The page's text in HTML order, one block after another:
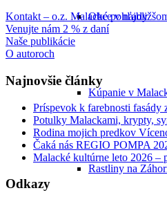
Obce v
Kúpanie v
Rastliny na
Kontakt – o.z. Malacké pohľady
Venujte nám 2 % z daní
Naše publikácie
O autoroch
Najnovšie články
Príspevok k farebnosti fasády
Potulky Malackami, krypty,
Rodina mojich predkov
Čaká nás REGIO POMPA
Malacké kultúrne leto 2026 –
Odkazy